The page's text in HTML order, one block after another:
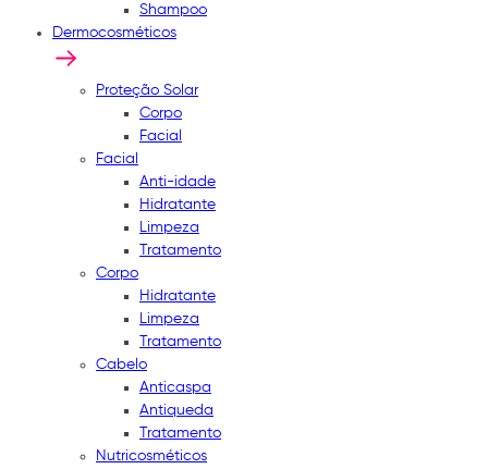
Shampoo
Dermocosméticos
Proteção Solar
Corpo
Facial
Facial
Anti-idade
Hidratante
Limpeza
Tratamento
Corpo
Hidratante
Limpeza
Tratamento
Cabelo
Anticaspa
Antiqueda
Tratamento
Nutricosméticos